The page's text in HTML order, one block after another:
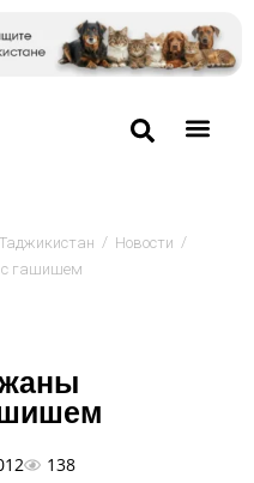
/ Новости /
с гашишем
138